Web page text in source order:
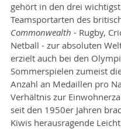
gehört in den drei
Teamsportarten des
Commonwealth - Rugby,
Netball - zur absoluten
erzielt auch bei den
Sommerspielen zumeist
Anzahl an Medaillen pro
Verhältnis zur
seit den 1950er Jahren
Kiwis herausragende